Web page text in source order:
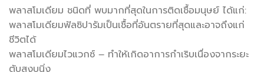
พลาสโมเดียม ชนิดที่ พบมากที่สุดในการติดเชื้อมนุษย์ ได้แก่:
พลาสโมเดียมฟัลซิปารัมเป็นเชื้อที่อันตรายที่สุดและอาจถึงแก่
ชีวิตได้
พลาสโมเดียมไวแวกซ์ – ทำให้เกิดอาการกำเริบเนื่องจากระยะ
ตับสงบนิ่ง